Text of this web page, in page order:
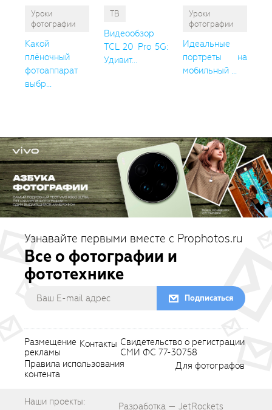
Уроки
фотографии
Какой
плёночный
фотоаппарат
выбр...
ТВ
Видеообзор
TCL 20 Pro 5G:
Удивит...
Уроки
фотографии
Идеальные
портреты на
мобильный ...
Узнавайте первыми вместе с Prophotos.ru
Все о фотографии и
фототехнике
Подписаться
Размещение
рекламы
Контакты Свидетельство о регистрации
СМИ ФС 77-30758
Правила использования
контента
Для фотографов
Наши проекты: Разработка — JetRockets